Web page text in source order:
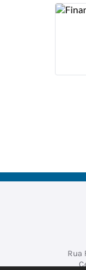
Rua